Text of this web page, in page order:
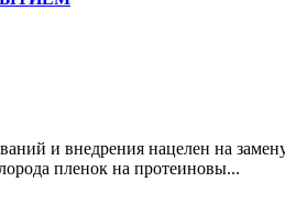
и внедрения нацелен на
пленок на протеиновы...